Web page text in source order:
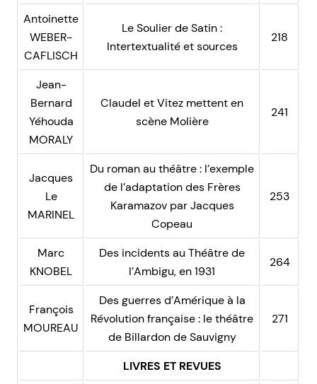
Antoinette
WEBER-
CAFLISCH
Le Soulier de Satin :
Intertextualité et sources
218
Jean-
Bernard
Yéhouda
MORALY
Claudel et Vitez mettent en
scène Molière
241
Jacques
Le
MARINEL
Du roman au théâtre : l’exemple
de l’adaptation des Frères
Karamazov par Jacques
Copeau
253
Marc
KNOBEL
Des incidents au Théâtre de
l’Ambigu, en 1931
264
François
MOUREAU
Des guerres d’Amérique à la
Révolution française : le théâtre
de Billardon de Sauvigny
271
LIVRES ET REVUES